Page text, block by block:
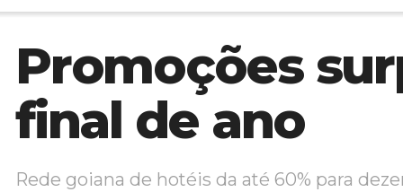
Promoções
final de ano
Rede goiana de hotéis da até 60% para